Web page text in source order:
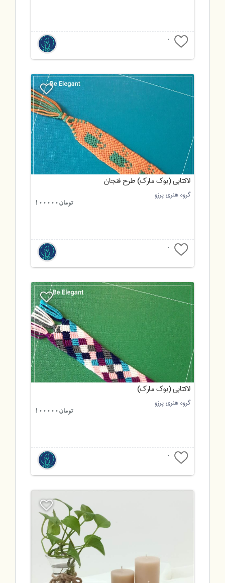
0
لاکتابی (بوک مارک) طرح فنجان
گروه هنری پرزو
تومان100000
0
لاکتابی (بوک مارک)
گروه هنری پرزو
تومان100000
0